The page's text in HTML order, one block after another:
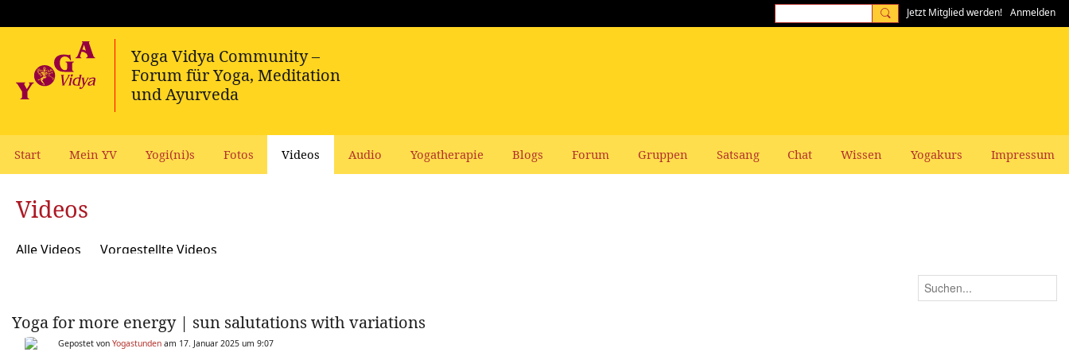
Jetzt Mitglied werden! Anmelden
Start Mein YV Yogi(ni)s Fotos Videos Audio Yogatherapie Blogs Forum Gruppen Satsang Chat Wissen Yogakurs Impressum
Videos
Alle Videos Vorgestellte Videos
Yoga for more energy | sun salutations with variations
Gepostet von Yogastunden am 17. Januar 2025 um 9:07